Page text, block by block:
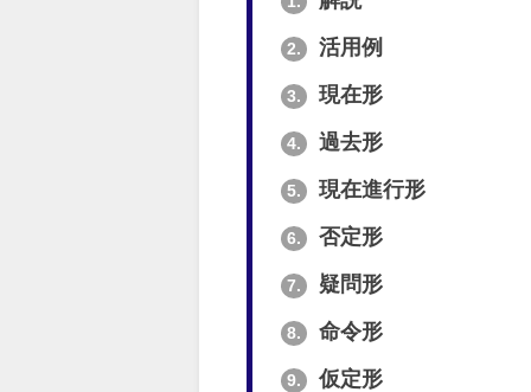
2. 活用例
3. 現在形
4. 過去形
5. 現在進行形
6. 否定形
7. 疑問形
8. 命令形
9. 仮定形